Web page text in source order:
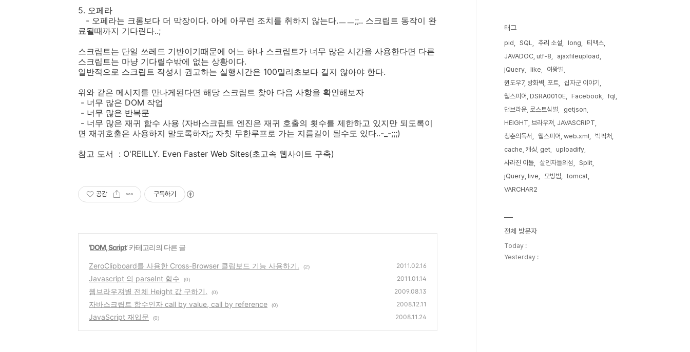
5. 오페라
- 오페라는 크롬보다 더 막장이다. 아에 아무런 조치를 취하지 않는다.ㅡㅡ;;.. 스크립트 동작이 완
료될때까지 기다린다..;
스크립트는 단일 쓰레드 기반이기때문에 어느 하나 스크립트가 너무 많은 시간을 사용한다면 다른
스크립트는 마냥 기다릴수밖에 없는 상황이다.
일반적으로 스크립트 작성시 권고하는 실행시간은 100밀리초보다 길지 않아야 한다.
위와 같은 메시지를 만나게된다면 해당 스크립트 찾아 다음 사항을 확인해보자
- 너무 많은 DOM 작업
- 너무 많은 반복문
- 너무 많은 재귀 함수 사용 (자바스크립트 엔진은 재귀 호출의 횟수를 제한하고 있지만 되도록이
면 재귀호출은 사용하지 말도록하자;; 자칫 무한루프로 가는 지름길이 될수도 있다..-_-;;;)
참고 도서 : O'REILLY. Even Faster Web Sites(초고속 웹사이트 구축)
공감 구독하기
'DOM, Script' 카테고리의 다른 글
ZeroClipboard를 사용한 Cross-Browser 클립보드 기능 사용하기. (2) 2011.02.16
Javascript 의 parseInt 함수 (0) 2011.01.14
웹브라우져별 전체 Height 값 구하기. (0) 2009.08.13
자바스크립트 함수인자 call by value, call by reference (0) 2008.12.11
JavaScript 재입문 (0) 2008.11.24
태그
pid SQL 추리 소설 long
티맥스
JAVADOC, utf-8
ajaxfileupload
jQuery
like
여왕벌
윈도우7, 방화벽, 포트
십자군 이야기
웹스피어, DSRA0010E
Facebook
fql
댄브라운, 로스트심벌
getjson
HEIGHT, 브라우져, JAVASCRIPT
청춘의독서
웹스피어, web.xml
빅픽처
cache, 캐싱, get
uploadify
사라진 이틀
살인자들의섬
Split
jQuery, live
모방범
tomcat
VARCHAR2
전체 방문자
Today :
Yesterday :